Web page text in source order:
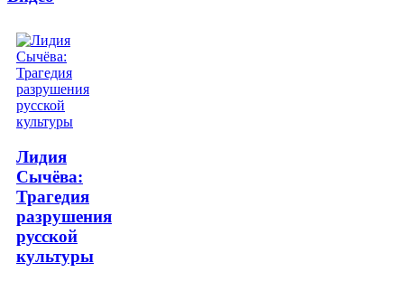
Лидия
Сычёва:
Трагедия
разрушения
русской
культуры